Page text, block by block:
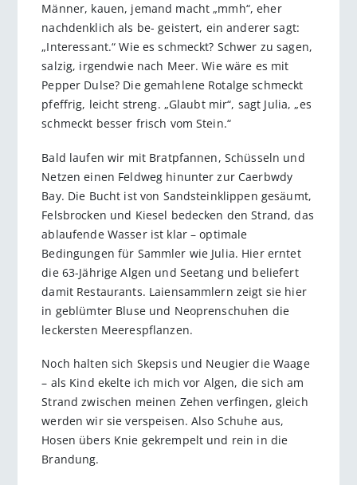
Männer, kauen, jemand macht „mmh“, eher
nachdenklich als be- geistert, ein anderer sagt:
„Interessant.“ Wie es schmeckt? Schwer zu sagen,
salzig, irgendwie nach Meer. Wie wäre es mit
Pepper Dulse? Die gemahlene Rotalge schmeckt
pfeffrig, leicht streng. „Glaubt mir“, sagt Julia, „es
schmeckt besser frisch vom Stein.“
Bald laufen wir mit Bratpfannen, Schüsseln und
Netzen einen Feldweg hinunter zur Caerbwdy
Bay. Die Bucht ist von Sandsteinklippen gesäumt,
Felsbrocken und Kiesel bedecken den Strand, das
ablaufende Wasser ist klar – optimale
Bedingungen für Sammler wie Julia. Hier erntet
die 63-Jährige Algen und Seetang und beliefert
damit Restaurants. Laiensammlern zeigt sie hier
in geblümter Bluse und Neoprenschuhen die
leckersten Meerespflanzen.
Noch halten sich Skepsis und Neugier die Waage
– als Kind ekelte ich mich vor Algen, die sich am
Strand zwischen meinen Zehen verfingen, gleich
werden wir sie verspeisen. Also Schuhe aus,
Hosen übers Knie gekrempelt und rein in die
Brandung.